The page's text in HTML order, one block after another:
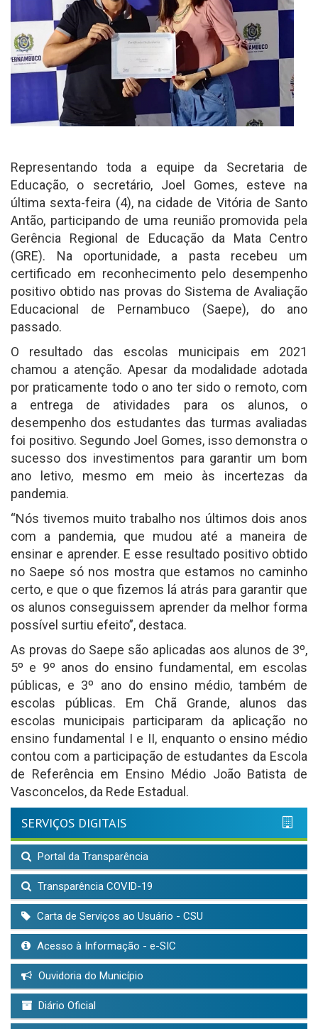
Representando toda a equipe da Secretaria de
Educação, o secretário, Joel Gomes, esteve na
última sexta-feira (4), na cidade de Vitória de Santo
Antão, participando de uma reunião promovida pela
Gerência Regional de Educação da Mata Centro
(GRE). Na oportunidade, a pasta recebeu um
certificado em reconhecimento pelo desempenho
positivo obtido nas provas do Sistema de Avaliação
Educacional de Pernambuco (Saepe), do ano
passado.
O resultado das escolas municipais em 2021
chamou a atenção. Apesar da modalidade adotada
por praticamente todo o ano ter sido o remoto, com
a entrega de atividades para os alunos, o
desempenho dos estudantes das turmas avaliadas
foi positivo. Segundo Joel Gomes, isso demonstra o
sucesso dos investimentos para garantir um bom
ano letivo, mesmo em meio às incertezas da
pandemia.
“Nós tivemos muito trabalho nos últimos dois anos
com a pandemia, que mudou até a maneira de
ensinar e aprender. E esse resultado positivo obtido
no Saepe só nos mostra que estamos no caminho
certo, e que o que fizemos lá atrás para garantir que
os alunos conseguissem aprender da melhor forma
possível surtiu efeito”, destaca.
As provas do Saepe são aplicadas aos alunos de 3º,
5º e 9º anos do ensino fundamental, em escolas
públicas, e 3º ano do ensino médio, também de
escolas públicas. Em Chã Grande, alunos das
escolas municipais participaram da aplicação no
ensino fundamental I e II, enquanto o ensino médio
contou com a participação de estudantes da Escola
de Referência em Ensino Médio João Batista de
Vasconcelos, da Rede Estadual.
SERVIÇOS DIGITAIS
Portal da Transparência
Transparência COVID-19
Carta de Serviços ao Usuário - CSU
Acesso à Informação - e-SIC
Ouvidoria do Município
Diário Oficial